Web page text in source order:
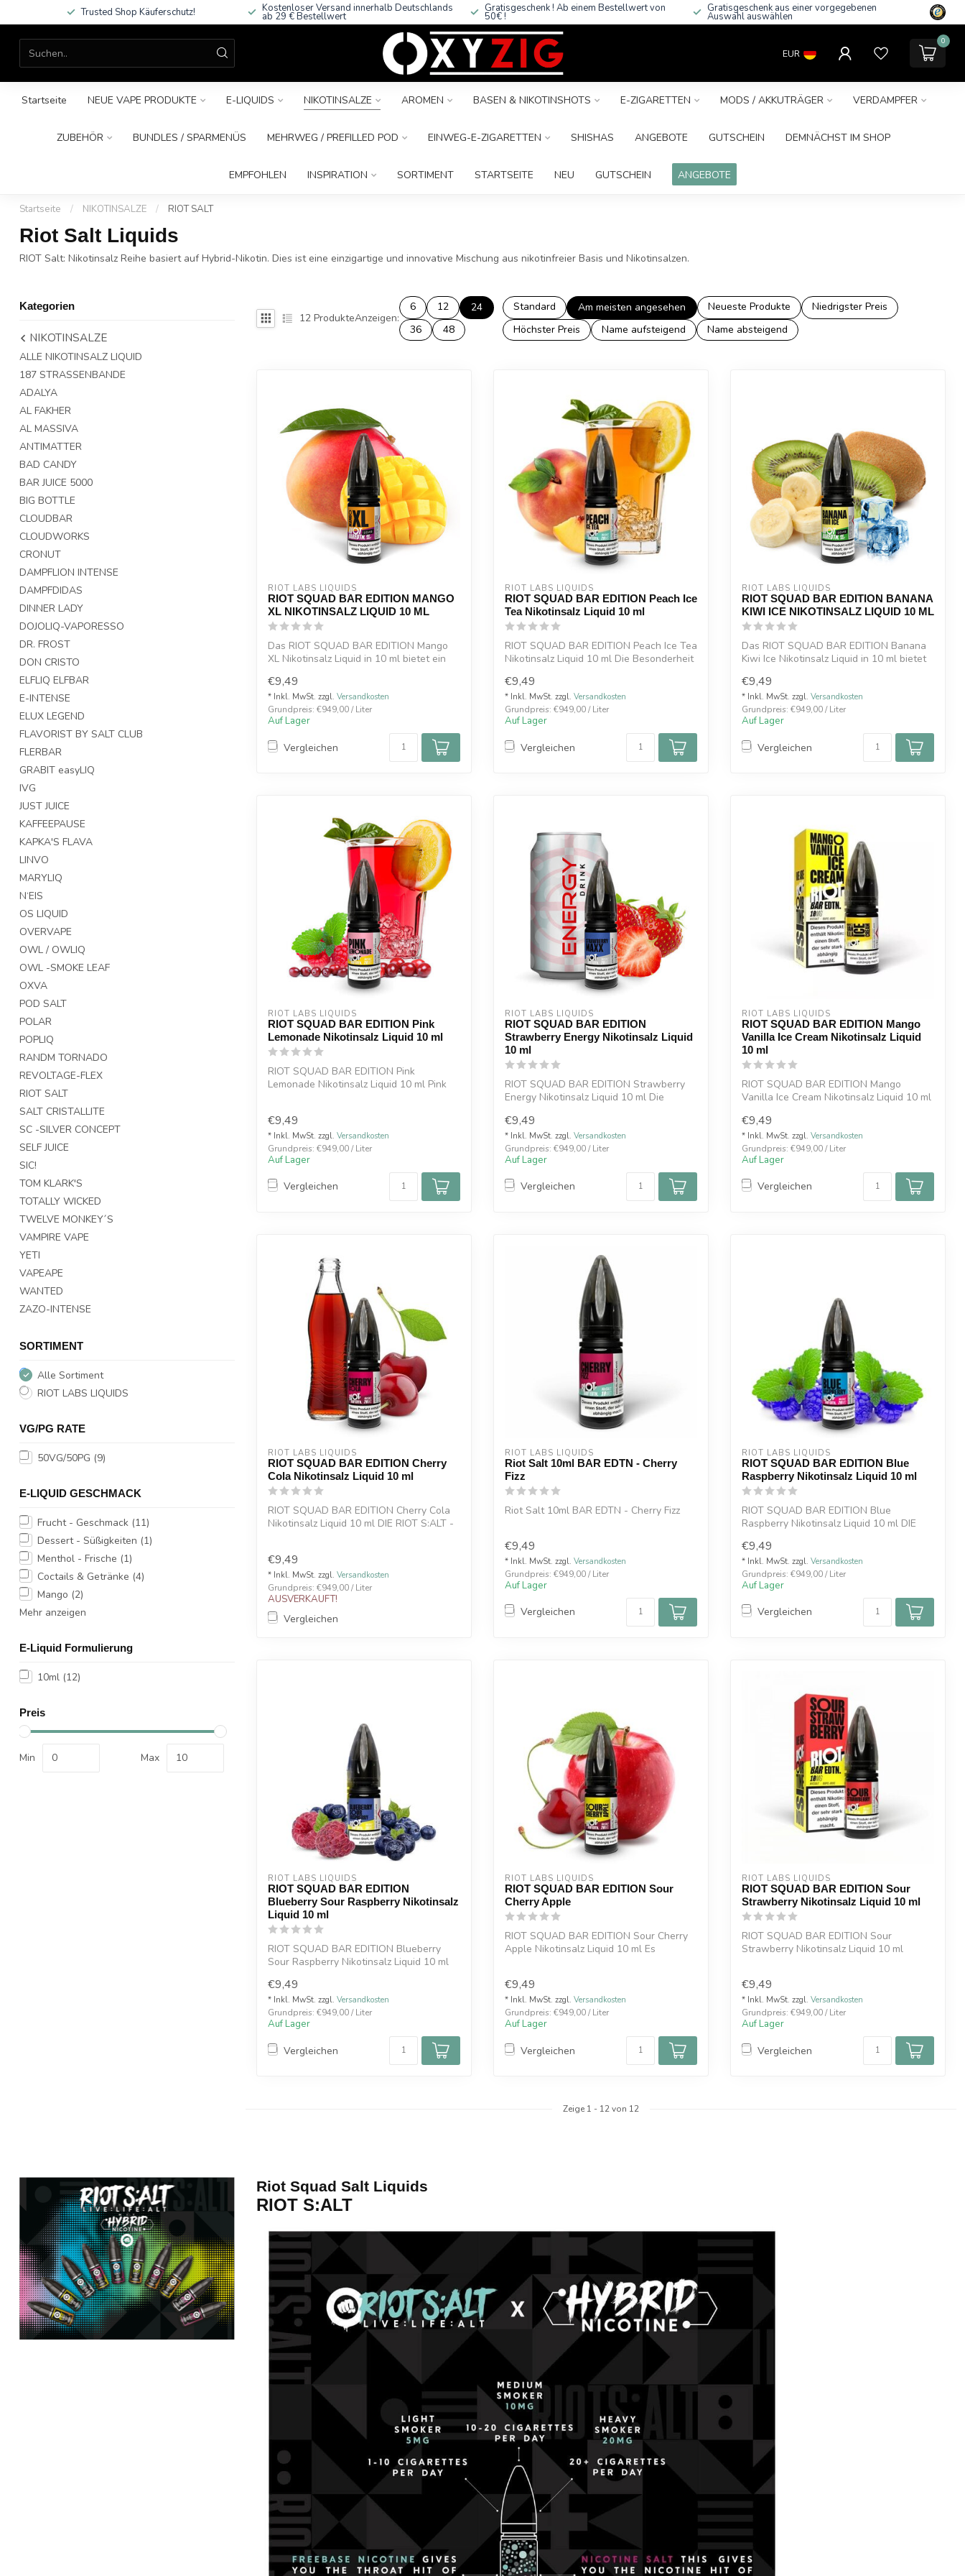
Trusted Shop Käuferschutz! Kostenloser Versand innerhalb Deutschlands
ab 29 € Bestellwert
Gratisgeschenk ! Ab einem Bestellwert von
50€ !
Gratisgeschenk aus einer vorgegebenen
Auswahl auswählen
EUR
0
Startseite NEUE VAPE PRODUKTE E-LIQUIDS NIKOTINSALZE AROMEN BASEN & NIKOTINSHOTS E-ZIGARETTEN MODS / AKKUTRÄGER VERDAMPFER
ZUBEHÖR BUNDLES / SPARMENÜS MEHRWEG / PREFILLED POD EINWEG-E-ZIGARETTEN SHISHAS ANGEBOTE GUTSCHEIN DEMNÄCHST IM SHOP
EMPFOHLEN INSPIRATION SORTIMENT STARTSEITE NEU GUTSCHEIN ANGEBOTE
Startseite / NIKOTINSALZE / RIOT SALT
Riot Salt Liquids
RIOT Salt: Nikotinsalz Reihe basiert auf Hybrid-Nikotin. Dies ist eine einzigartige und innovative Mischung aus nikotinfreier Basis und Nikotinsalzen.
Kategorien
NIKOTINSALZE
ALLE NIKOTINSALZ LIQUID
187 STRASSENBANDE
ADALYA
AL FAKHER
AL MASSIVA
ANTIMATTER
BAD CANDY
BAR JUICE 5000
BIG BOTTLE
CLOUDBAR
CLOUDWORKS
CRONUT
DAMPFLION INTENSE
DAMPFDIDAS
DINNER LADY
DOJOLIQ-VAPORESSO
DR. FROST
DON CRISTO
ELFLIQ ELFBAR
E-INTENSE
ELUX LEGEND
FLAVORIST BY SALT CLUB
FLERBAR
GRABIT easyLIQ
IVG
JUST JUICE
KAFFEEPAUSE
KAPKA'S FLAVA
LINVO
MARYLIQ
N‘EIS
OS LIQUID
OVERVAPE
OWL / OWLIQ
OWL -SMOKE LEAF
OXVA
POD SALT
POLAR
POPLIQ
RANDM TORNADO
REVOLTAGE-FLEX
RIOT SALT
SALT CRISTALLITE
SC -SILVER CONCEPT
SELF JUICE
SIC!
TOM KLARK'S
TOTALLY WICKED
TWELVE MONKEY´S
VAMPIRE VAPE
YETI
VAPEAPE
WANTED
ZAZO-INTENSE
SORTIMENT
Alle Sortiment
RIOT LABS LIQUIDS
VG/PG RATE
50VG/50PG (9)
E-LIQUID GESCHMACK
Frucht - Geschmack (11)
Dessert - Süßigkeiten (1)
Menthol - Frische (1)
Coctails & Getränke (4)
Mango (2)
Mehr anzeigen
E-Liquid Formulierung
10ml (12)
Preis
Min Max
12 ProdukteAnzeigen:
6 12
24
36
48
Standard Am meisten angesehen Neueste Produkte
Niedrigster Preis
Höchster Preis
Name aufsteigend Name absteigend
RIOT LABS LIQUIDS
RIOT SQUAD BAR EDITION MANGO
XL NIKOTINSALZ LIQUID 10 ML
Das RIOT SQUAD BAR EDITION Mango
XL Nikotinsalz Liquid in 10 ml bietet ein
€9,49
* Inkl. MwSt. zzgl. Versandkosten
Grundpreis: €949,00 / Liter
Auf Lager
Vergleichen
RIOT LABS LIQUIDS
RIOT SQUAD BAR EDITION Peach Ice
Tea Nikotinsalz Liquid 10 ml
RIOT SQUAD BAR EDITION Peach Ice Tea
Nikotinsalz Liquid 10 ml Die Besonderheit
€9,49
* Inkl. MwSt. zzgl. Versandkosten
Grundpreis: €949,00 / Liter
Auf Lager
Vergleichen
RIOT LABS LIQUIDS
RIOT SQUAD BAR EDITION BANANA
KIWI ICE NIKOTINSALZ LIQUID 10 ML
Das RIOT SQUAD BAR EDITION Banana
Kiwi Ice Nikotinsalz Liquid in 10 ml bietet
€9,49
* Inkl. MwSt. zzgl. Versandkosten
Grundpreis: €949,00 / Liter
Auf Lager
Vergleichen
RIOT LABS LIQUIDS
RIOT SQUAD BAR EDITION Pink
Lemonade Nikotinsalz Liquid 10 ml
RIOT SQUAD BAR EDITION Pink
Lemonade Nikotinsalz Liquid 10 ml Pink
€9,49
* Inkl. MwSt. zzgl. Versandkosten
Grundpreis: €949,00 / Liter
Auf Lager
Vergleichen
RIOT LABS LIQUIDS
RIOT SQUAD BAR EDITION
Strawberry Energy Nikotinsalz Liquid
10 ml
RIOT SQUAD BAR EDITION Strawberry
Energy Nikotinsalz Liquid 10 ml Die
€9,49
* Inkl. MwSt. zzgl. Versandkosten
Grundpreis: €949,00 / Liter
Auf Lager
Vergleichen
RIOT LABS LIQUIDS
RIOT SQUAD BAR EDITION Mango
Vanilla Ice Cream Nikotinsalz Liquid
10 ml
RIOT SQUAD BAR EDITION Mango
Vanilla Ice Cream Nikotinsalz Liquid 10 ml
€9,49
* Inkl. MwSt. zzgl. Versandkosten
Grundpreis: €949,00 / Liter
Auf Lager
Vergleichen
RIOT LABS LIQUIDS
RIOT SQUAD BAR EDITION Cherry
Cola Nikotinsalz Liquid 10 ml
RIOT SQUAD BAR EDITION Cherry Cola
Nikotinsalz Liquid 10 ml DIE RIOT S:ALT -
€9,49
* Inkl. MwSt. zzgl. Versandkosten
Grundpreis: €949,00 / Liter
AUSVERKAUFT!
Vergleichen
RIOT LABS LIQUIDS
Riot Salt 10ml BAR EDTN - Cherry
Fizz
Riot Salt 10ml BAR EDTN - Cherry Fizz
€9,49
* Inkl. MwSt. zzgl. Versandkosten
Grundpreis: €949,00 / Liter
Auf Lager
Vergleichen
RIOT LABS LIQUIDS
RIOT SQUAD BAR EDITION Blue
Raspberry Nikotinsalz Liquid 10 ml
RIOT SQUAD BAR EDITION Blue
Raspberry Nikotinsalz Liquid 10 ml DIE
€9,49
* Inkl. MwSt. zzgl. Versandkosten
Grundpreis: €949,00 / Liter
Auf Lager
Vergleichen
RIOT LABS LIQUIDS
RIOT SQUAD BAR EDITION
Blueberry Sour Raspberry Nikotinsalz
Liquid 10 ml
RIOT SQUAD BAR EDITION Blueberry
Sour Raspberry Nikotinsalz Liquid 10 ml
€9,49
* Inkl. MwSt. zzgl. Versandkosten
Grundpreis: €949,00 / Liter
Auf Lager
Vergleichen
RIOT LABS LIQUIDS
RIOT SQUAD BAR EDITION Sour
Cherry Apple
RIOT SQUAD BAR EDITION Sour Cherry
Apple Nikotinsalz Liquid 10 ml Es
€9,49
* Inkl. MwSt. zzgl. Versandkosten
Grundpreis: €949,00 / Liter
Auf Lager
Vergleichen
RIOT LABS LIQUIDS
RIOT SQUAD BAR EDITION Sour
Strawberry Nikotinsalz Liquid 10 ml
RIOT SQUAD BAR EDITION Sour
Strawberry Nikotinsalz Liquid 10 ml
€9,49
* Inkl. MwSt. zzgl. Versandkosten
Grundpreis: €949,00 / Liter
Auf Lager
Vergleichen
Zeige 1 - 12von 12
Riot Squad Salt Liquids
RIOT S:ALT